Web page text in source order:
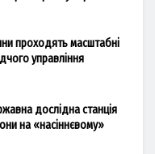
проходять масштабні
управління
дослідна станція
на «насіннєвому»